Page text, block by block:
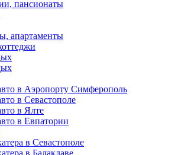
пансионаты
апартаменты
в Аэропорту Симферополь
в Севастополе
в Ялте
в Евпатории
в Севастополе
в Балаклаве